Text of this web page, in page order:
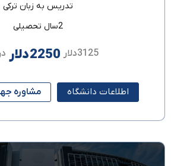
تدریس به زبان ترکی
2سال تحصیلی
3125دلار 2250دلار
اطلاعات دانشگاه مشاوره